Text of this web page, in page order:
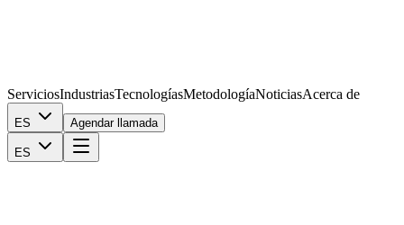
ServiciosIndustriasTecnologíasMetodologíaNoticiasAcerca de
ES Agendar llamada
ES